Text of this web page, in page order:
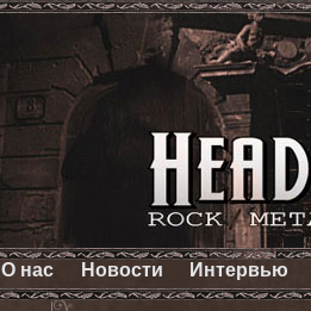
О нас Новости Интервью